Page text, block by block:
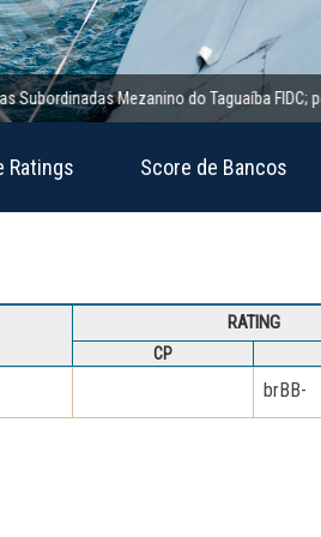
Mezanino do Taguaíba FIDC;
Ratings Score de Bancos
RATING
CP
brBB-